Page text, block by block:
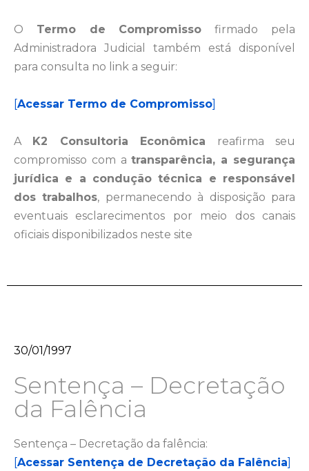
O Termo de Compromisso firmado pela
Administradora Judicial também está disponível
para consulta no link a seguir:
[Acessar Termo de Compromisso]
A K2 Consultoria Econômica reafirma seu
compromisso com atransparência, a segurança
jurídica e a condução técnica e responsável
dos trabalhos, permanecendo à disposição para
eventuais esclarecimentos por meio dos canais
oficiais disponibilizados neste site
30/01/1997
Sentença – Decretação
da Falência
Sentença – Decretação da falência:
[Acessar Sentença de Decretação da Falência]